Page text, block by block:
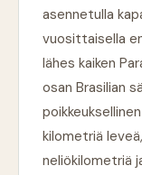
asennetulla
vuosittaisella
lähes kaiken
osan Brasilian
kilometriä
neliökilometriä